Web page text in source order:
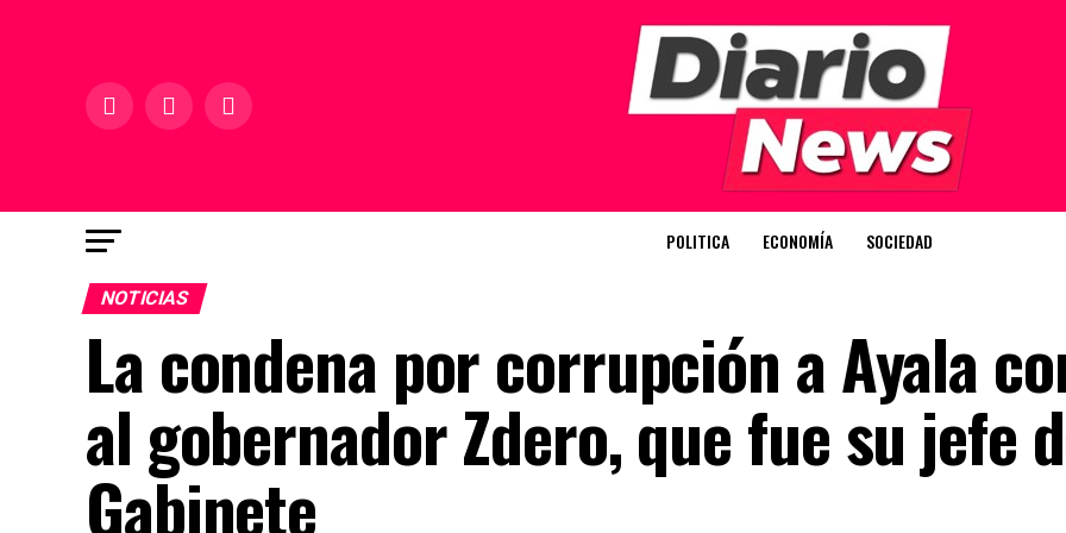
POLITICA ECONOMÍA SOCIEDAD
NOTICIAS
La condena por corrupción a Ayala
al gobernador Zdero, que fue su jefe
Gabinete